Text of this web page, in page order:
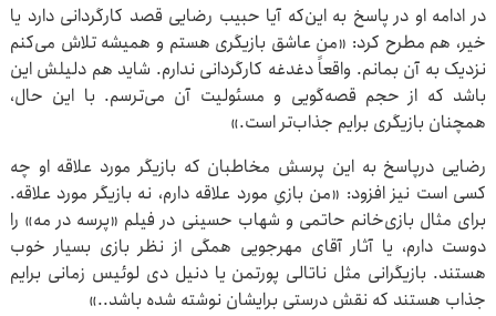
در ادامه او در پاسخ به این‌که آیا حبیب رضایی قصد کارگردانی دارد یا
خیر، هم مطرح کرد: «من عاشق بازیگری هستم و همیشه تلاش می‌کنم
نزدیک به آن بمانم. واقعاً دغدغه کارگردانی ندارم. شاید هم دلیلش این
باشد که از حجم قصه‌گویی و مسئولیت آن می‌ترسم. با این حال،
همچنان بازیگری برایم جذاب‌تر است.»
رضایی درپاسخ به این پرسش مخاطبان که بازیگر مورد علاقه او چه
کسی است نیز افزود: «من بازیِ مورد علاقه دارم، نه بازیگر مورد علاقه.
برای مثال بازی‌خانم حاتمی و شهاب حسینی در فیلم «پرسه در مه» را
دوست دارم، یا آثار آقای مهرجویی همگی از نظر بازی بسیار خوب
هستند. بازیگرانی مثل ناتالی پورتمن یا دنیل دی لوئیس زمانی برایم
جذاب هستند که نقش درستی برایشان نوشته شده باشد..»